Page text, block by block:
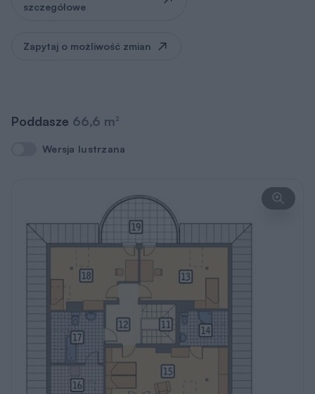
szczegółowe
Zapytaj o możliwość zmian
Poddasze 66,6 m2
Wersja lustrzana
Wersja lustrzana